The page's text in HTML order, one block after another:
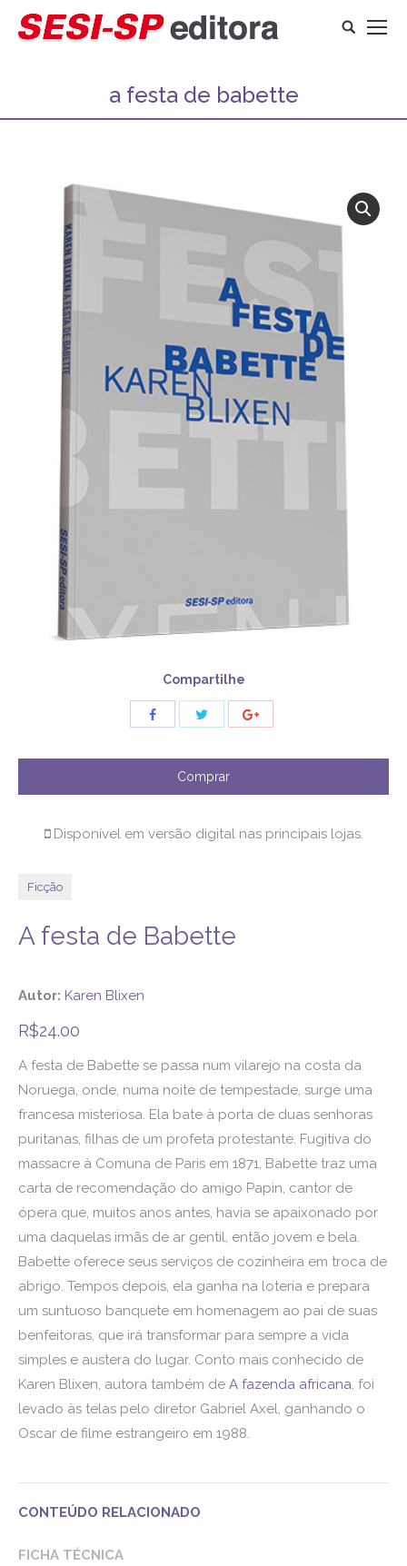
Search:
a festa de babette
Compartilhe
Share Share
Comprar
Disponível em versão digital nas principais lojas.
Ficção
A festa de Babette
Autor: Karen Blixen
R$24.00
A festa de Babette se passa num vilarejo na costa da
Noruega, onde, numa noite de tempestade, surge uma
francesa misteriosa. Ela bate à porta de duas senhoras
puritanas, filhas de um profeta protestante. Fugitiva do
massacre à Comuna de Paris em 1871, Babette traz uma
carta de recomendação do amigo Papin, cantor de
ópera que, muitos anos antes, havia se apaixonado por
uma daquelas irmãs de ar gentil, então jovem e bela.
Babette oferece seus serviços de cozinheira em troca de
abrigo. Tempos depois, ela ganha na loteria e prepara
um suntuoso banquete em homenagem ao pai de suas
benfeitoras, que irá transformar para sempre a vida
simples e austera do lugar. Conto mais conhecido de
Karen Blixen, autora também de A fazenda africana, foi
levado às telas pelo diretor Gabriel Axel, ganhando o
Oscar de filme estrangeiro em 1988.
CONTEÚDO RELACIONADO
FICHA TÉCNICA